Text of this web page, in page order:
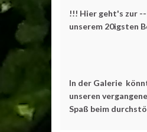
!!! Hier geht's zur
unserem 20igsten
In der Galerie
unseren
Spaß beim